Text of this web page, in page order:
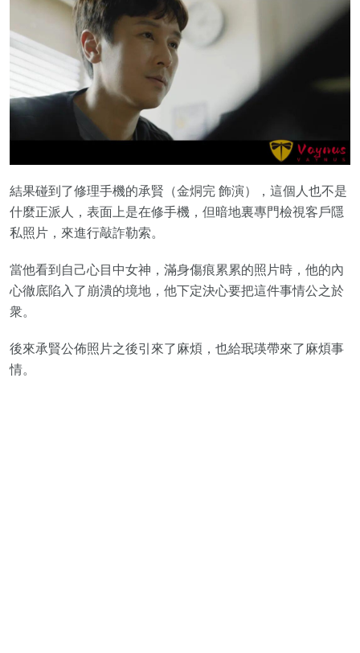
結果碰到了修理手機的承賢（金烔完 飾演），這個人也不是
什麼正派人，表面上是在修手機，但暗地裏專門檢視客戶隱
私照片，來進行敲詐勒索。
當他看到自己心目中女神，滿身傷痕累累的照片時，他的內
心徹底陷入了崩潰的境地，他下定決心要把這件事情公之於
衆。
後來承賢公佈照片之後引來了麻煩，也給珉瑛帶來了麻煩事
情。